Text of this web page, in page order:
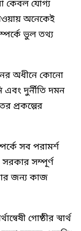
কেবল যোগ্য
অনেকেই
ভুল তথ্য
অধীনে কোনো
দুর্নীতি দমন
প্রকল্পের
সব পরামর্শ
সরকার সম্পূর্ণ
জন্য কাজ
গোষ্ঠীর স্বার্থ